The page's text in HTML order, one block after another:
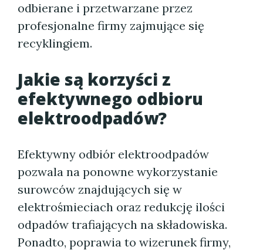
odbierane i przetwarzane przez
profesjonalne firmy zajmujące się
recyklingiem.
Jakie są korzyści z
efektywnego odbioru
elektroodpadów?
Efektywny odbiór elektroodpadów
pozwala na ponowne wykorzystanie
surowców znajdujących się w
elektrośmieciach oraz redukcję ilości
odpadów trafiających na składowiska.
Ponadto, poprawia to wizerunek firmy,